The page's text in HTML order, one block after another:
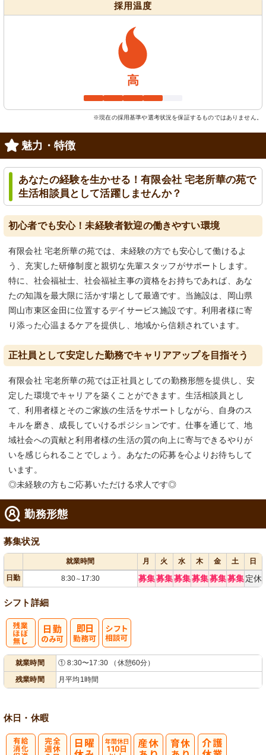
採用温度
高
※現在の採用基準や選考状況を保証するものではありません。
魅力・特徴
あなたの経験を生かせる！有限会社 宅老所華の苑で
生活相談員として活躍しませんか？
初心者でも安心！未経験者歓迎の働きやすい環境
有限会社 宅老所華の苑では、未経験の方でも安心して働けるよ
う、充実した研修制度と親切な先輩スタッフがサポートします。
特に、社会福祉士、社会福祉主事の資格をお持ちであれば、あな
たの知識を最大限に活かす場として最適です。当施設は、岡山県
岡山市東区金田に位置するデイサービス施設です。利用者様に寄
り添った心温まるケアを提供し、地域から信頼されています。
正社員として安定した勤務でキャリアアップを目指そう
有限会社 宅老所華の苑では正社員としての勤務形態を提供し、安
定した環境でキャリアを築くことができます。生活相談員とし
て、利用者様とそのご家族の生活をサポートしながら、自身のス
キルを磨き、成長していけるポジションです。仕事を通じて、地
域社会への貢献と利用者様の生活の質の向上に寄与できるやりが
いを感じられることでしょう。あなたの応募を心よりお待ちして
います。
◎未経験の方もご応募いただける求人です◎
勤務形態
募集状況
就業時間 月 火 水 木 金 土
日
日勤
8:30～ 17:30 募集募集募集募集募集募集 定休
シフト詳細
就業時間
① 8:30〜17:30 （休憩60分）
残業時間
月平均1時間
休日・休暇